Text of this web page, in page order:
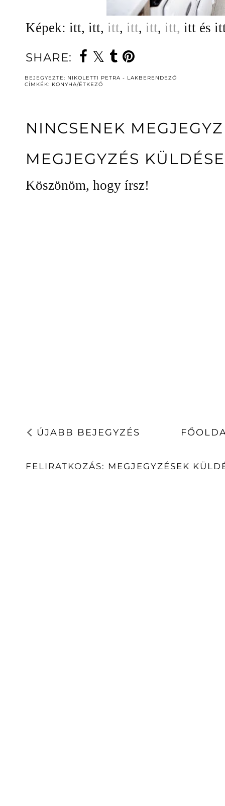
Képek: itt, itt, itt, itt, itt, itt, itt és
SHARE:
BEJEGYEZTE: NIKOLETTI PETRA - LAKBERENDEZŐ
CÍMKÉK: KONYHA/ÉTKEZŐ
NINCSENEK
MEGJEGYZÉS KÜLDÉSE
Köszönöm, hogy írsz!
ÚJABB BEJEGYZÉS
FELIRATKOZÁS: MEGJEGYZÉSEK